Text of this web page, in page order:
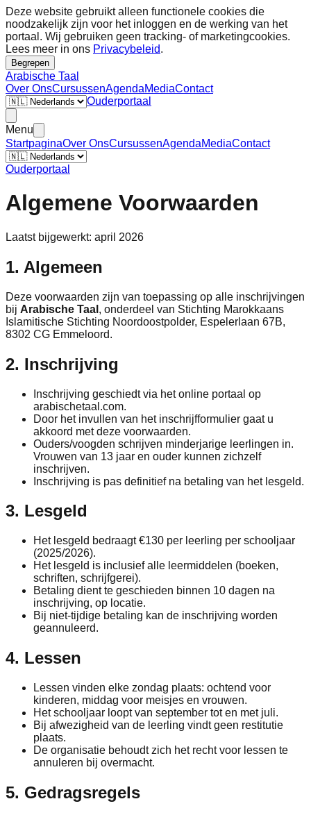
Deze website gebruikt alleen functionele cookies die
noodzakelijk zijn voor het inloggen en de werking van het
portaal. Wij gebruiken geen tracking- of marketingcookies.
Lees meer in ons Privacybeleid.
Begrepen
Arabische Taal
Over OnsCursussenAgendaMediaContact
Ouderportaal
Menu
StartpaginaOver OnsCursussenAgendaMediaContact
Ouderportaal
Algemene Voorwaarden
Laatst bijgewerkt: april 2026
1. Algemeen
Deze voorwaarden zijn van toepassing op alle inschrijvingen
bij Arabische Taal , onderdeel van Stichting Marokkaans
Islamitische Stichting Noordoostpolder, Espelerlaan 67B,
8302 CG Emmeloord.
2. Inschrijving
Inschrijving geschiedt via het online portaal op
arabischetaal.com.
Door het invullen van het inschrijfformulier gaat u
akkoord met deze voorwaarden.
Ouders/voogden schrijven minderjarige leerlingen in.
Vrouwen van 13 jaar en ouder kunnen zichzelf
inschrijven.
Inschrijving is pas definitief na betaling van het lesgeld.
3. Lesgeld
Het lesgeld bedraagt €130 per leerling per schooljaar
(2025/2026).
Het lesgeld is inclusief alle leermiddelen (boeken,
schriften, schrijfgerei).
Betaling dient te geschieden binnen 10 dagen na
inschrijving, op locatie.
Bij niet-tijdige betaling kan de inschrijving worden
geannuleerd.
4. Lessen
Lessen vinden elke zondag plaats: ochtend voor
kinderen, middag voor meisjes en vrouwen.
Het schooljaar loopt van september tot en met juli.
Bij afwezigheid van de leerling vindt geen restitutie
plaats.
De organisatie behoudt zich het recht voor lessen te
annuleren bij overmacht.
5. Gedragsregels